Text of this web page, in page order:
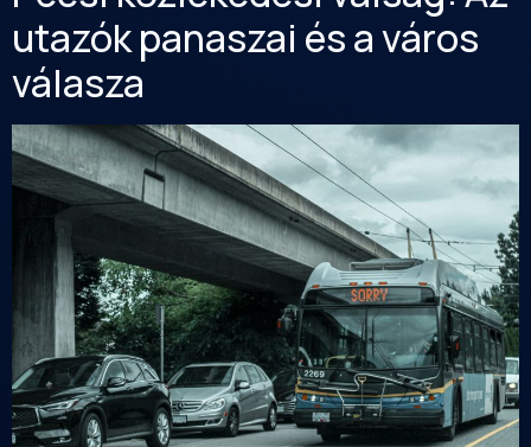
utazók panaszai és a város
válasza